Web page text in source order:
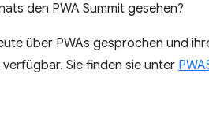
den PWA Summit gesehen?
über PWAs gesprochen und
Sie finden sie unter